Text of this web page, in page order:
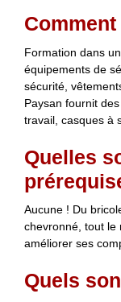
Comment
Formation dans
équipements de
sécurité,
Paysan fournit
travail, casques à
Quelles
Aucune ! Du
chevronné, tout le
améliorer ses
Quels